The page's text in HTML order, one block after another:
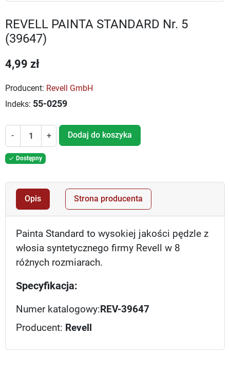
REVELL PAINTA STANDARD Nr. 5
(39647)
4,99 zł
Producent: Revell GmbH
Indeks: 55-0259
- + Dodaj do koszyka
 Dostępny
Opis Strona producenta
Painta Standard to wysokiej jakości pędzle z
włosia syntetycznego firmy Revell w 8
różnych rozmiarach.
Specyfikacja:
Numer katalogowy: REV-39647
Producent: Revell